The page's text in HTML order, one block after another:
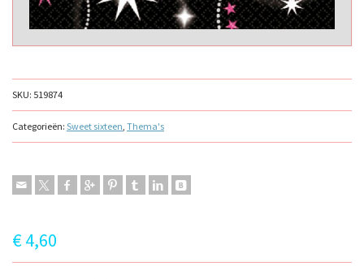
SKU: 519874
Categorieën: Sweet sixteen, Thema's
€4,60